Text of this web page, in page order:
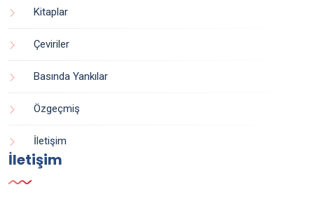
Kitaplar
Çeviriler
Basında Yankılar
Özgeçmiş
İletişim
İletişim